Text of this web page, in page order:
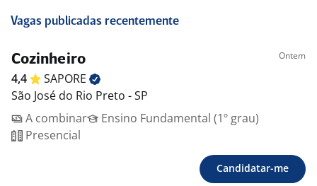
Vagas publicadas recentemente
Cozinheiro Ontem
4,4
SAPORE
São José do Rio Preto - SP
A combinar
Ensino Fundamental (1º grau)
Presencial
Candidatar-me